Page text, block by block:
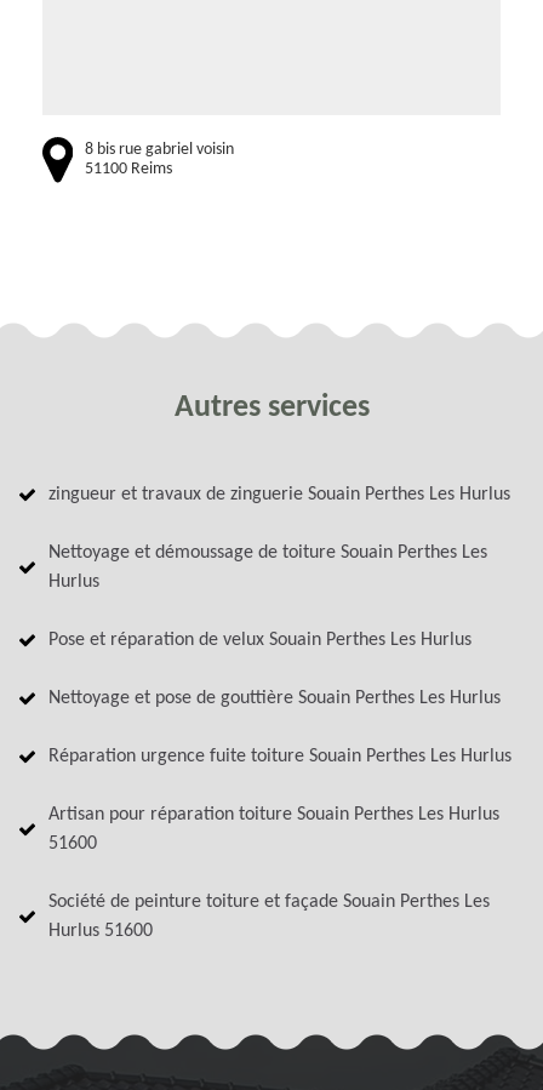
8 bis rue gabriel voisin
51100 Reims
Autres services
zingueur et travaux de zinguerie Souain Perthes Les Hurlus
Nettoyage et démoussage de toiture Souain Perthes Les
Hurlus
Pose et réparation de velux Souain Perthes Les Hurlus
Nettoyage et pose de gouttière Souain Perthes Les Hurlus
Réparation urgence fuite toiture Souain Perthes Les Hurlus
Artisan pour réparation toiture Souain Perthes Les Hurlus
51600
Société de peinture toiture et façade Souain Perthes Les
Hurlus 51600